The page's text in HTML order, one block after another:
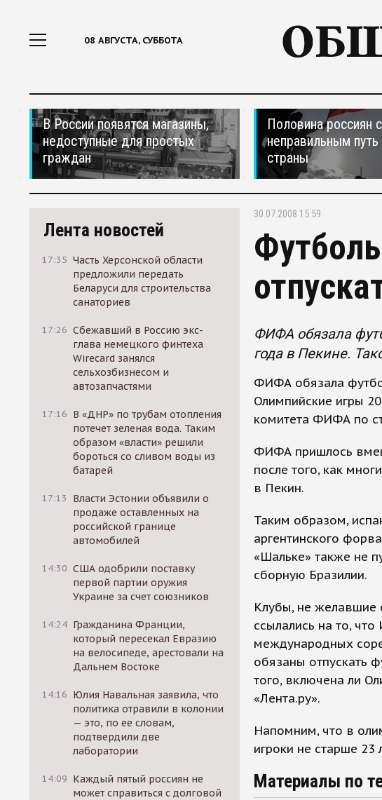
08 АВГУСТА, СУББОТА
В России появятся магазины,
недоступные для простых
граждан
Половина россиян
неправильным путь
страны
Лента новостей
17:35 Часть Херсонской области
предложили передать
Беларуси для строительства
санаториев
17:26 Сбежавший в Россию экс-
глава немецкого финтеха
Wirecard занялся
сельхозбизнесом и
автозапчастями
17:16 В «ДНР» по трубам отопления
потечет зеленая вода. Таким
образом «власти» решили
бороться со сливом воды из
батарей
17:13
Власти Эстонии объявили о
продаже оставленных на
российской границе
автомобилей
14:30 США одобрили поставку
первой партии оружия
Украине за счет союзников
14:24 Гражданина Франции,
который пересекал Евразию
на велосипеде, арестовали на
Дальнем Востоке
14:16 Юлия Навальная заявила, что
политика отравили в колонии
— это, по ее словам,
подтвердили две
лаборатории
14:09 Каждый пятый россиян не
может справиться с долговой
30.07.2008 15:59
ФИФА обязала
года в Пекине.
ФИФА обязала
Олимпийские игры
комитета ФИФА по
ФИФА пришлось
после того, как
в Пекин.
Таким образом,
аргентинского
«Шальке» также не
сборную Бразилии.
Клубы, не желавшие
ссылались на то,
международных
обязаны отпускать
того, включена ли
«Лента.ру».
Напомним, что в
игроки не старше 23
Материалы по